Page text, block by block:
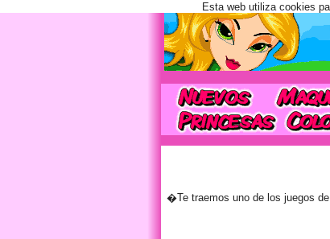
�Te traemos uno de los juegos
Esta web utiliza cookies